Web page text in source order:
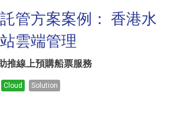
管方案案例： 香港水
雲端管理
推線上預購船票服務
Cloud Solution